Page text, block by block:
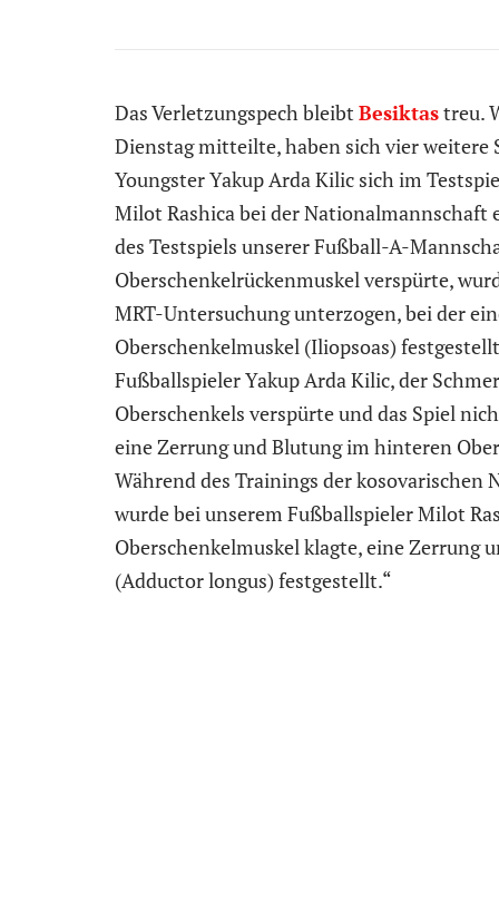
Das Verletzungspech bleibt Besiktastreu.
Dienstag mitteilte, haben sich vier weitere
Youngster Yakup Arda Kilic sich im
Milot Rashica bei der Nationalmannschaft
des Testspiels unserer Fußball-A-
Oberschenkelrückenmuskel verspürte,
MRT-Untersuchung unterzogen, bei der
Oberschenkelmuskel (Iliopsoas)
Fußballspieler Yakup Arda Kilic, der
Oberschenkels verspürte und das Spiel
eine Zerrung und Blutung im hinteren
Während des Trainings der
wurde bei unserem Fußballspieler Milot
Oberschenkelmuskel klagte, eine Zerrung
(Adductor longus) festgestellt.“